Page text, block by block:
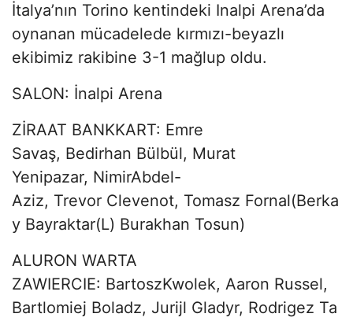
İtalya’nın Torino kentindeki Inalpi Arena’da
oynanan mücadelede kırmızı-beyazlı
ekibimiz rakibine 3-1 mağlup oldu.
SALON: İnalpi Arena
ZİRAAT BANKKART: Emre
Savaş, Bedirhan Bülbül, Murat
Yenipazar, NimirAbdel-
Aziz, Trevor Clevenot, Tomasz Fornal(Berka
y Bayraktar(L) Burakhan Tosun)
ALURON WARTA
ZAWIERCIE: BartoszKwolek, Aaron Russel,
Bartlomiej Boladz, Jurijl Gladyr, Rodrigez Ta